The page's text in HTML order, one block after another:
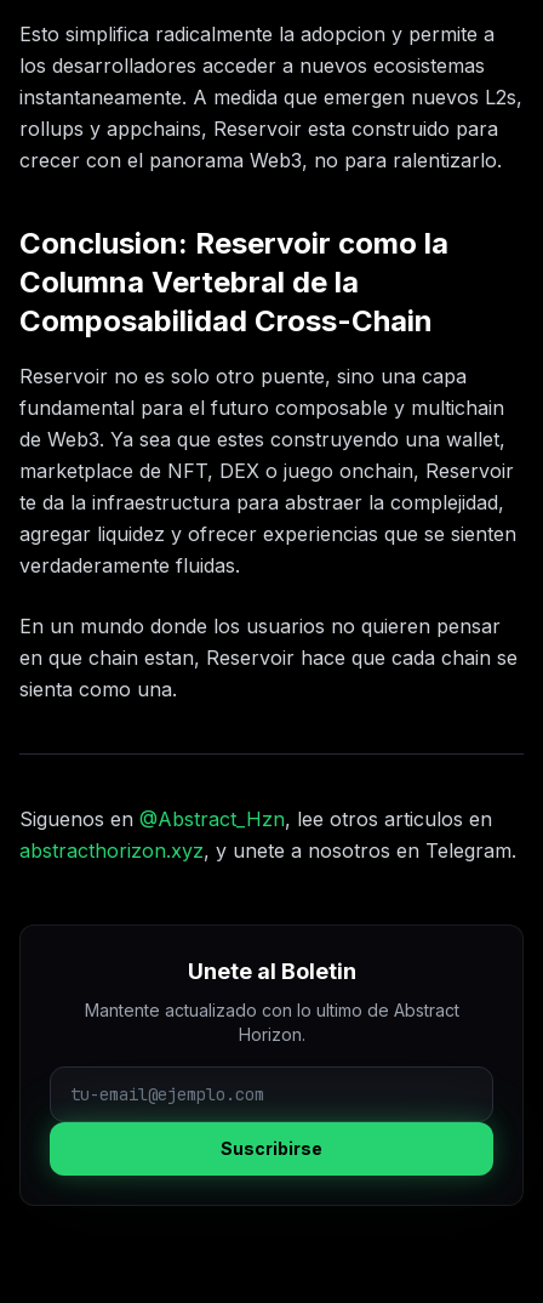
Esto simplifica radicalmente la adopcion y permite a
los desarrolladores acceder a nuevos ecosistemas
instantaneamente. A medida que emergen nuevos L2s,
rollups y appchains, Reservoir esta construido para
crecer con el panorama Web3, no para ralentizarlo.
Conclusion: Reservoir como la
Columna Vertebral de la
Composabilidad Cross-Chain
Reservoir no es solo otro puente, sino una capa
fundamental para el futuro composable y multichain
de Web3. Ya sea que estes construyendo una wallet,
marketplace de NFT, DEX o juego onchain, Reservoir
te da la infraestructura para abstraer la complejidad,
agregar liquidez y ofrecer experiencias que se sienten
verdaderamente fluidas.
En un mundo donde los usuarios no quieren pensar
en que chain estan, Reservoir hace que cada chain se
sienta como una.
Siguenos en @Abstract_Hzn, lee otros articulos en
abstracthorizon.xyz, y unete a nosotros en Telegram.
Unete al Boletin
Mantente actualizado con lo ultimo de Abstract
Horizon.
Suscribirse